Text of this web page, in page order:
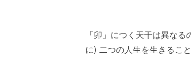
「卯」につく天干は異な
に) 二つの人生を生きるこ